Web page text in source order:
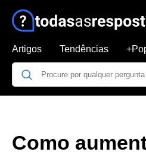
Artigos Tendências
Como